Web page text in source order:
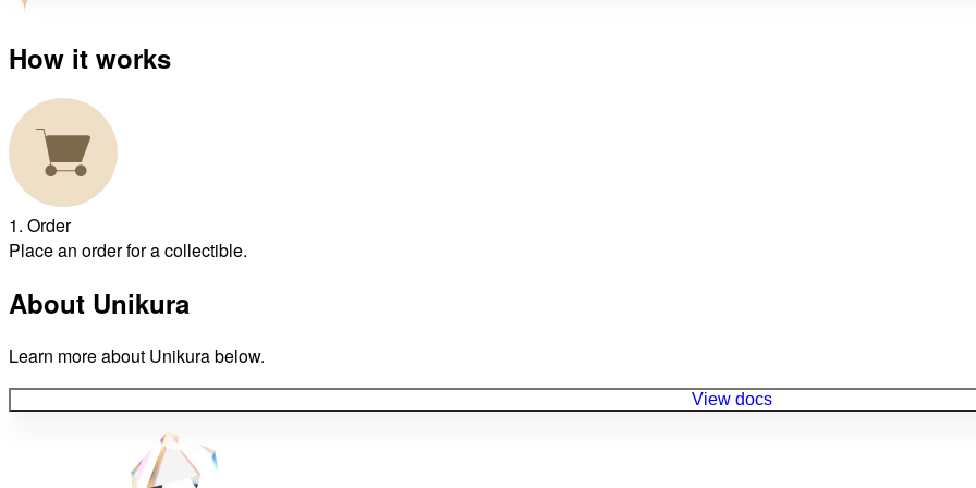
How it works
1. Order
Place an order for a collectible.
About Unikura
Learn more about Unikura below.
View docs